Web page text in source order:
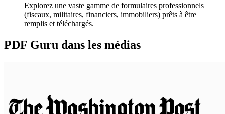
Explorez une vaste gamme de formulaires professionnels
(fiscaux, militaires, financiers, immobiliers) prêts à être
remplis et téléchargés.
PDF Guru dans les médias